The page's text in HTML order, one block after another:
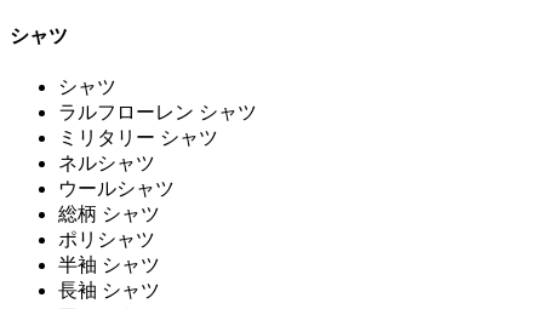
シャツ
シャツ
ラルフローレン シャツ
ミリタリー シャツ
ネルシャツ
ウールシャツ
総柄 シャツ
ポリシャツ
半袖 シャツ
長袖 シャツ